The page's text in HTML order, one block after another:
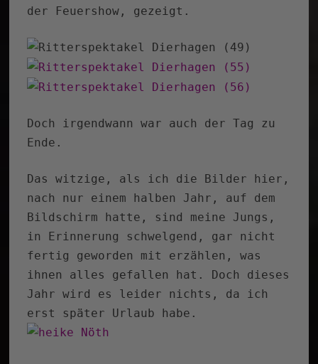
der Feuershow, gezeigt.
Doch irgendwann war auch der Tag zu
Ende.
Das witzige, als ich die Bilder hier,
nach nur einem halben Jahr, auf dem
Bildschirm hatte, sind meine Jungs,
in Erinnerung schwelgend, gar nicht
fertig geworden mit erzählen, was
ihnen alles gefallen hat. Doch dieses
Jahr wird es leider nichts, da ich
erst später Urlaub habe.